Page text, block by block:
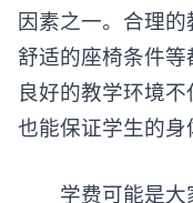
因素之一。合理的
舒适的座椅条件等
良好的教学环境不
也能保证学生的身
学费可能是大